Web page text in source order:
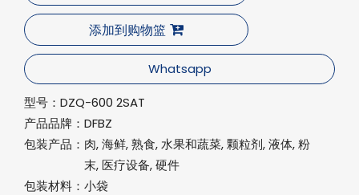
添加到购物篮
Whatsapp
型号： DZQ-600 2SAT
产品品牌： DFBZ
包装产品： 肉, 海鲜, 熟食, 水果和蔬菜, 颗粒剂, 液体, 粉
末, 医疗设备, 硬件
包装材料： 小袋